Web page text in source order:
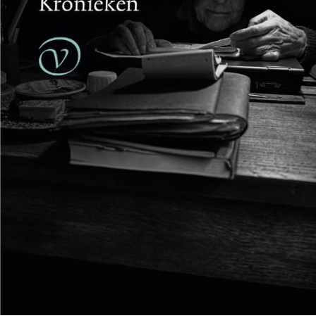
Reinhard Kaiser-Mühlecker
Brandende velden
€27,50
BESTEL